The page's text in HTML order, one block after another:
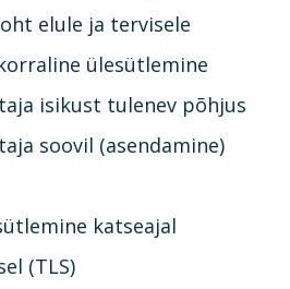
elule ja tervisele
ülesütlemine
isikust tulenev põhjus
soovil (asendamine)
katseajal
(TLS)